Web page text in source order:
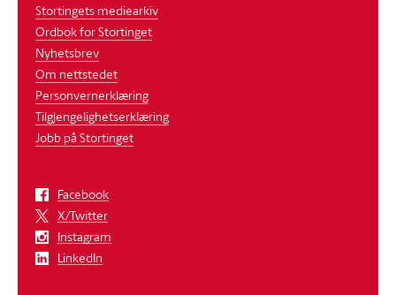
Stortingets mediearkiv
Ordbok for Stortinget
Nyhetsbrev
Om nettstedet
Personvernerklæring
Tilgjengelighetserklæring
Jobb på Stortinget
Facebook
X/Twitter
Instagram
LinkedIn